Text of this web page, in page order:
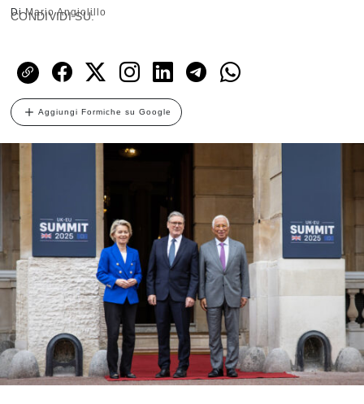
DiMario Angiolillo
CONDIVIDI SU:
Aggiungi Formiche su Google